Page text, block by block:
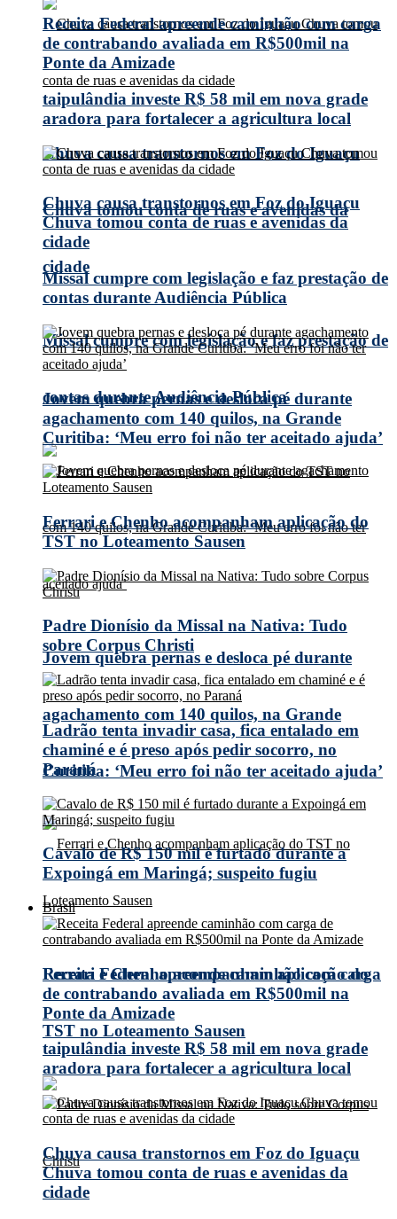
Chuva causa transtornos em Foz do Iguaçu
Chuva tomou conta de ruas e avenidas da
cidade
Missal cumpre com legislação e faz prestação de
contas durante Audiência Pública
Jovem quebra pernas e desloca pé durante
agachamento com 140 quilos, na Grande
Curitiba: ‘Meu erro foi não ter aceitado ajuda’
Ferrari e Chenho acompanham aplicação do
TST no Loteamento Sausen
Receita Federal apreende caminhão com carga
de contrabando avaliada em R$500mil na
Ponte da Amizade
taipulândia investe R$ 58 mil em nova grade
aradora para fortalecer a agricultura local
Chuva causa transtornos em Foz do Iguaçu
Chuva tomou conta de ruas e avenidas da
cidade
Missal cumpre com legislação e faz prestação de
contas durante Audiência Pública
Jovem quebra pernas e desloca pé durante
agachamento com 140 quilos, na Grande
Curitiba: ‘Meu erro foi não ter aceitado ajuda’
Ferrari e Chenho acompanham aplicação do
TST no Loteamento Sausen
Padre Dionísio da Missal na Nativa: Tudo
sobre Corpus Christi
Ladrão tenta invadir casa, fica entalado em
chaminé e é preso após pedir socorro, no
Paraná
Cavalo de R$ 150 mil é furtado durante a
Expoingá em Maringá; suspeito fugiu
Brasil
Receita Federal apreende caminhão com carga
de contrabando avaliada em R$500mil na
Ponte da Amizade
taipulândia investe R$ 58 mil em nova grade
aradora para fortalecer a agricultura local
Chuva causa transtornos em Foz do Iguaçu
Chuva tomou conta de ruas e avenidas da
cidade